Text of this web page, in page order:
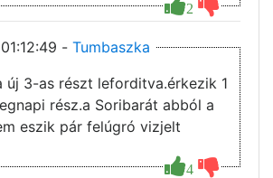
2
- Tumbaszka
4
új 3-as részt leforditva.érkezik 1
rész.a Soribarát abból a
eszik pár felúgró vizjelt